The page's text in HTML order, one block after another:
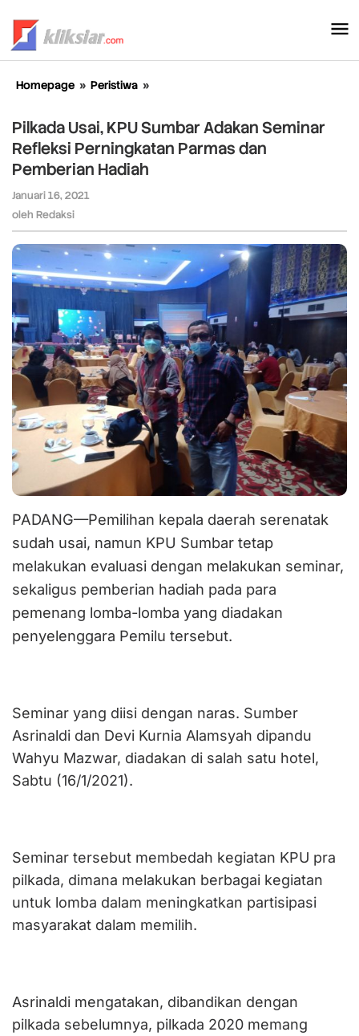
konten
Homepage » Peristiwa »
Sumbar
Adakan
dan
Pemberian
Hadiah
Pilkada Usai, KPU Sumbar Adakan Seminar
Refleksi Perningkatan Parmas dan
Pemberian Hadiah
Januari 16, 2021
oleh Redaksi
PADANG—Pemilihan kepala daerah serenatak
sudah usai, namun KPU Sumbar tetap
melakukan evaluasi dengan melakukan seminar,
sekaligus pemberian hadiah pada para
pemenang lomba-lomba yang diadakan
penyelenggara Pemilu tersebut.
Seminar yang diisi dengan naras. Sumber
Asrinaldi dan Devi Kurnia Alamsyah dipandu
Wahyu Mazwar, diadakan di salah satu hotel,
Sabtu (16/1/2021).
Seminar tersebut membedah kegiatan KPU pra
pilkada, dimana melakukan berbagai kegiatan
untuk lomba dalam meningkatkan partisipasi
masyarakat dalam memilih.
Asrinaldi mengatakan, dibandikan dengan
pilkada sebelumnya, pilkada 2020 memang